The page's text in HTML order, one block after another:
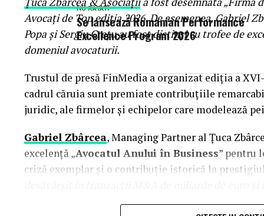
NU RATATI
Se lansează Romanian Performance
Excellence Program 2026
Avocați de Top ediția 2026. De asemenea, Gabriel
Popa și Sergiu Crețu au fost distinși cu trofee de
domeniul avocaturii.
Trustul de presă FinMedia a organizat ediția a
cadrul căruia sunt premiate contribuțiile
juridic, ale firmelor și echipelor care modelează
Gabriel Zbârcea, Managing Partner al Țuca
excelență „Avocatul Anului în Business” pentru
criză exemplar și o contribuție istorică la
corporative, el a demonstrat că un brand